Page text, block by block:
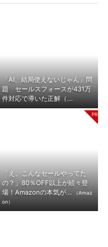
「AI、結局使えないじゃん」問
題 セールスフォースが431万
件対応で導いた正解（...
「え、こんなセールやってた
の？」80％OFF以上が続々登
場！Amazonの本気が...
（Amaz
on）